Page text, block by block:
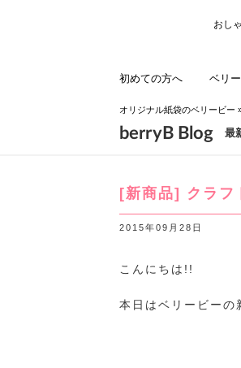
おし
初めての方へ ベリ
オリジナル紙袋のベリービー
最
berryB Blog
[新商品] クラフ
2015年09月28日
こんにちは!!
本日はベリービーの